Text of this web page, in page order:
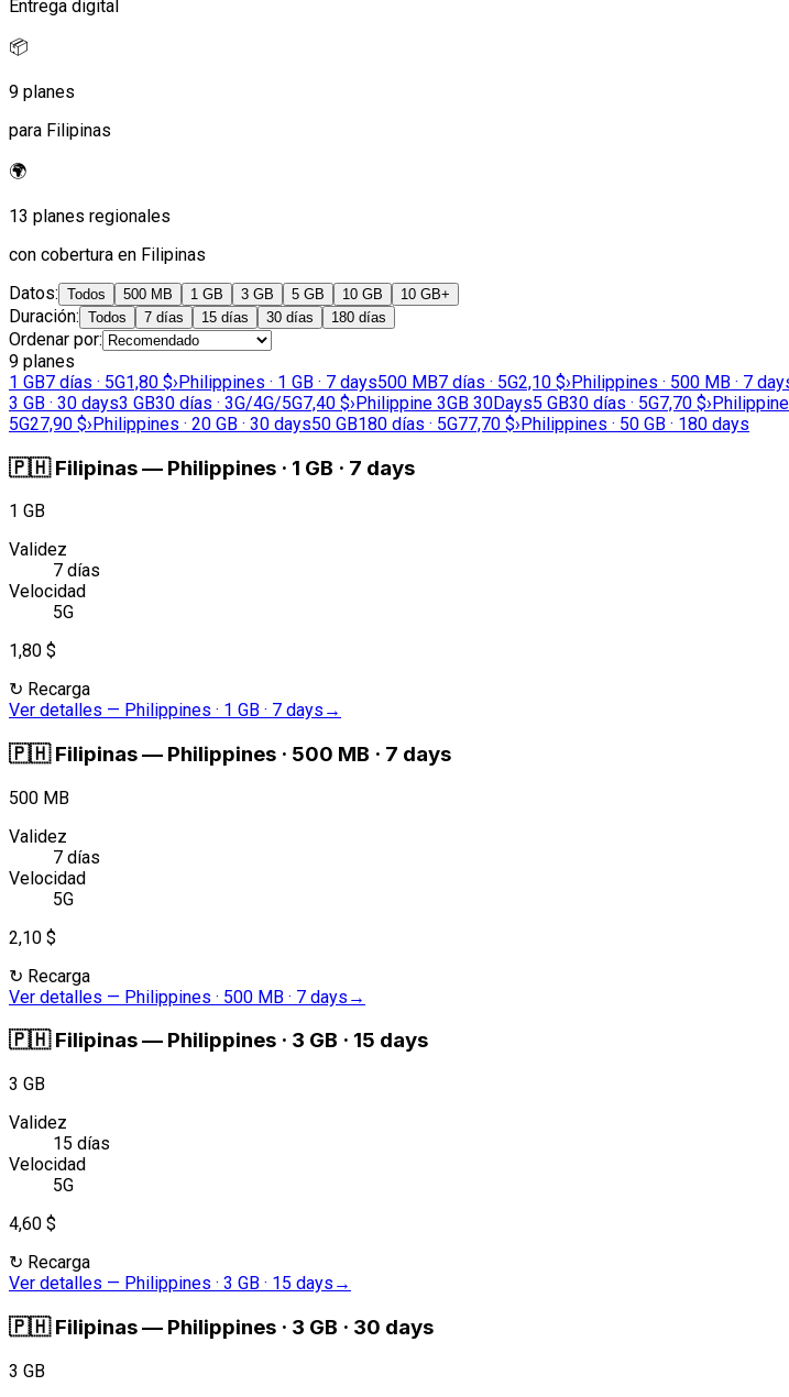
Entrega digital
📦
9 planes
para Filipinas
🌍
13 planes regionales
con cobertura en Filipinas
Datos: Todos 500 MB 1 GB 3 GB 5 GB 10 GB 10 GB+
Duración: Todos 7 días 15 días 30 días 180 días
Ordenar por:
9 planes
1 GB7 días · 5G1,80 $›Philippines · 1 GB · 7 days500 MB7 días · 5G2,10 $›Philippines · 500 MB · 7
3 GB · 30 days3 GB30 días · 3G/4G/5G7,40 $›Philippine 3GB 30Days5 GB30 días · 5G7,70 $›
5G27,90 $›Philippines · 20 GB · 30 days50 GB180 días · 5G77,70 $›Philippines · 50 GB · 180 days
🇵🇭 Filipinas— Philippines · 1 GB · 7 days
1 GB
Validez
7 días
Velocidad
5G
1,80 $
↻ Recarga
Ver detalles — Philippines · 1 GB · 7 days →
🇵🇭 Filipinas— Philippines · 500 MB · 7 days
500 MB
Validez
7 días
Velocidad
5G
2,10 $
↻ Recarga
Ver detalles — Philippines · 500 MB · 7 days →
🇵🇭 Filipinas— Philippines · 3 GB · 15 days
3 GB
Validez
15 días
Velocidad
5G
4,60 $
↻ Recarga
Ver detalles — Philippines · 3 GB · 15 days →
🇵🇭 Filipinas— Philippines · 3 GB · 30 days
3 GB